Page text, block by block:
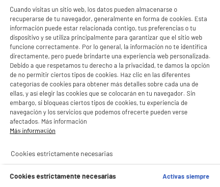
Cuando visitas un sitio web, los datos pueden almacenarse o
recuperarse de tu navegador, generalmente en forma de cookies. Esta
información puede estar relacionada contigo, tus preferencias o tu
dispositivo y se utiliza principalmente para garantizar que el sitio web
funcione correctamente. Por lo general, la información no te identifica
directamente, pero puede brindarte una experiencia web personalizada.
Debido a que respetamos tu derecho a la privacidad, te damos la opción
de no permitir ciertos tipos de cookies. Haz clic en las diferentes
categorías de cookies para obtener más detalles sobre cada una de
ellas, y así elegir las cookies que se colocarán en tu navegador. Sin
embargo, si bloqueas ciertos tipos de cookies, tu experiencia de
navegación y los servicios que podemos ofrecerte pueden verse
afectados. Más información
Más información
Cookies estrictamente necesarias
Cookies estrictamente necesarias
Activas siempre